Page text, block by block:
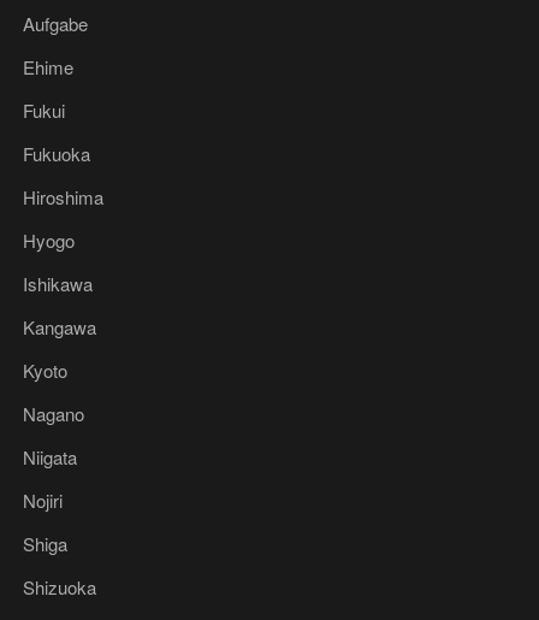
Aufgabe
Ehime
Fukui
Fukuoka
Hiroshima
Hyogo
Ishikawa
Kangawa
Kyoto
Nagano
Niigata
Nojiri
Shiga
Shizuoka